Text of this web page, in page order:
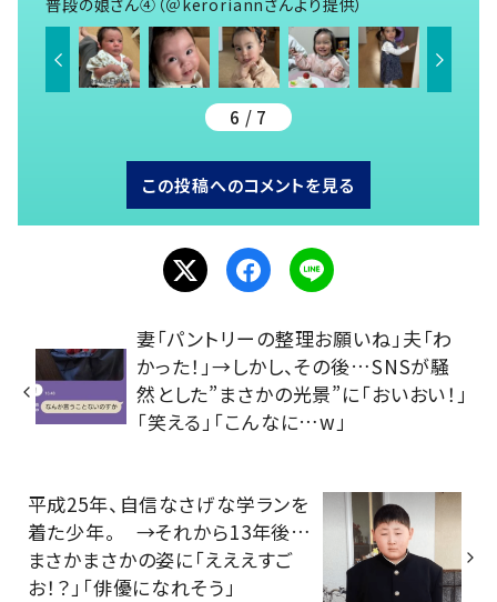
普段の娘さん④（＠keroriannさんより提供）
6 / 7
この投稿へのコメントを見る
妻「パントリーの整理お願いね」夫「わ
かった！」→しかし、その後…SNSが騒
然とした”まさかの光景”に「おいおい！」
「笑える」「こんなに…w」
平成25年、自信なさげな学ランを
着た少年。 →それから13年後…
まさかまさかの姿に「えええすご
お！？」「俳優になれそう」